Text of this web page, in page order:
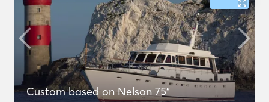
Custom based on Nelson 75"